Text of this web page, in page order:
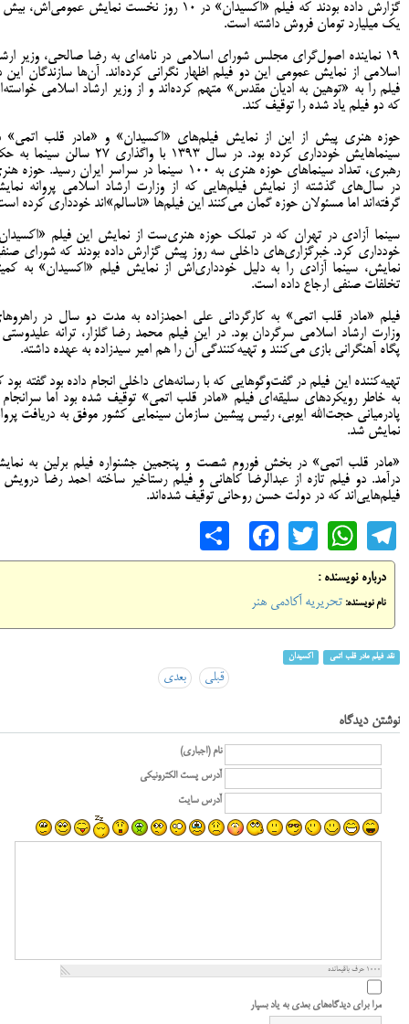
گزارش داده بودند که فیلم «اکسیدان» در ۱۰ روز نخست نمایش عمومی‌اش،
یک میلیارد تومان فروش داشته است.
۱۹ نماینده اصول‌گرای مجلس شورای اسلامی در نامه‌ای به رضا صالحی، وزیر
اسلامی از نمایش عمومی این دو فیلم اظهار نگرانی کرده‌اند. آن‌ها سازندگان این
فیلم را به «توهین به ادیان مقدس» متهم کرده‌اند و از وزیر ارشاد اسلامی
که دو فیلم یاد شده را توقیف کند.
حوزه هنری پیش از این از نمایش فیلم‌های «اکسیدان» و «مادر قلب اتمی»
سینماهایش خودداری کرده بود. در سال ۱۳۹۳ با واگذاری ۲۷ سالن
رهبری، تعداد سینماهای حوزه هنری به ۱۰۰ سینما در سراسر ایران رسید. حوزه
در سال‌های گذشته از نمایش فیلم‌هایی که از وزارت ارشاد اسلامی پروانه
گرفته‌اند اما مسئولان حوزه گمان می‌کنند این فیلم‌ها «ناسالم»‌اند خودداری کرده
سینما آزادی در تهران که در تملک حوزه هنری‌ست از نمایش این فیلم
خودداری کرد. خبرگزاری‌های داخلی سه روز پیش گزارش داده بودند که شورای
نمایش، سینما آزادی را به دلیل خودداری‌اش از نمایش فیلم «اکسیدان» به
تخلفات صنفی ارجاع داده است.
فیلم «مادر قلب اتمی» به کارگردانی علی احمدزاده به مدت دو سال در
وزارت ارشاد اسلامی سرگردان بود. در این فیلم محمد رضا گلزار، ترانه
پگاه آهنگرانی بازی می‌کنند و تهیه‌کنندگی آن را هم امیر سیدزاده به عهده داشته.
تهیه‌کننده این فیلم در گفت‌وگوهایی که با رسانه‌های داخلی انجام داده بود گفته بود
به خاطر رویکردهای سلیقه‌ای فیلم «مادر قلب اتمی» توقیف شده بود اما سرانجام
پادرمیانی حجت‌الله ایوبی، رئیس پیشین سازمان سینمایی کشور موفق به دریافت
نمایش شد.
«مادر قلب اتمی» در بخش فوروم شصت و پنجمین جشنواره فیلم برلین به
درآمد. دو فیلم تازه از عبدالرضا کاهانی و فیلم رستاخیر ساخته احمد رضا درویش
فیلم‌هایی‌‌اند که در دولت حسن روحانی توقیف شده‌اند.
Telegram
WhatsApp
Twitter
Facebook
درباره نویسنده :
نام نویسنده: تحریریه آکادمی هنر
نقد فیلم مادر قلب اتمی اکسیدان
قبلی بعدی
نوشتن دیدگاه
نام (اجباری)
آدرس پست الکترونیکی
آدرس سایت
1000 حرف باقیمانده
مرا برای دیدگاه‌های بعدی به یاد بسپار